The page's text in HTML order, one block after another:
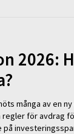
2026:
många av en
regler för avdrag
på